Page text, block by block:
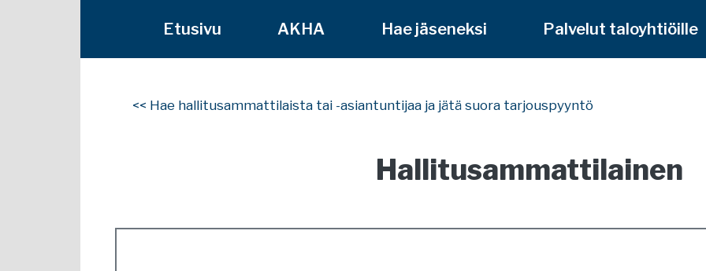
Etusivu AKHA Hae jäseneksi Palvelut taloyhtiöille
<< Hae hallitusammattilaista tai -asiantuntijaa ja jätä suora tarjouspyyntö
Hallitusammattilainen